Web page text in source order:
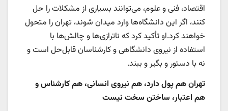
اقتصاد، فنی و علوم، می‌توانند بسیاری از مشکلات را حل
کنند، اگر این دانشگاه‌ها وارد میدان شوند، تهران را متحول
خواهند کرد.او تأکید کرد که ناترازی‌ها و چالش‌ها با
استفاده از نیروی دانشگاهی و کارشناسان قابل‌حل است و
نه با دستور و بگیر و ببند.
تهران هم پول دارد، هم نیروی انسانی، هم کارشناس و
هم اعتبار، ساختن سخت نیست